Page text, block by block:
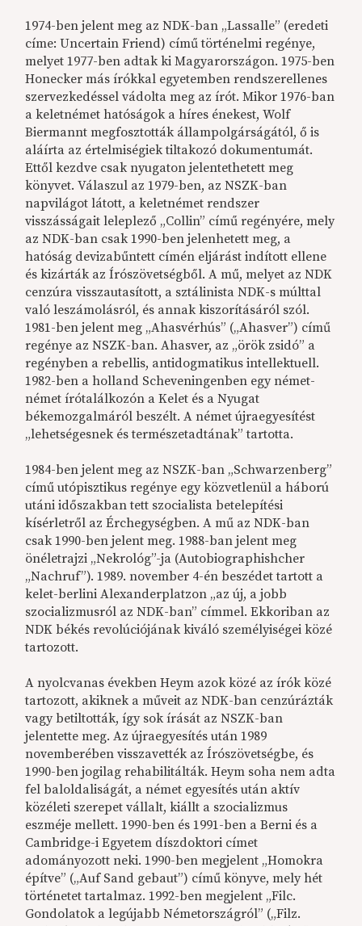
1974-ben jelent meg az NDK-ban „Lassalle” (eredeti
címe: Uncertain Friend) című történelmi regénye,
melyet 1977-ben adtak ki Magyarországon. 1975-ben
Honecker más írókkal egyetemben rendszerellenes
szervezkedéssel vádolta meg az írót. Mikor 1976-ban
a keletnémet hatóságok a híres énekest, Wolf
Biermannt megfosztották állampolgárságától, ő is
aláírta az értelmiségiek tiltakozó dokumentumát.
Ettől kezdve csak nyugaton jelentethetett meg
könyvet. Válaszul az 1979-ben, az NSZK-ban
napvilágot látott, a keletnémet rendszer
visszásságait leleplező „Collin” című regényére, mely
az NDK-ban csak 1990-ben jelenhetett meg, a
hatóság devizabűntett címén eljárást indított ellene
és kizárták az Írószövetségből. A mű, melyet az NDK
cenzúra visszautasított, a sztálinista NDK-s múlttal
való leszámolásról, és annak kiszorításáról szól.
1981-ben jelent meg „Ahasvérhús” („Ahasver”) című
regénye az NSZK-ban. Ahasver, az „örök zsidó” a
regényben a rebellis, antidogmatikus intellektuell.
1982-ben a holland Scheveningenben egy német-
német írótalálkozón a Kelet és a Nyugat
békemozgalmáról beszélt. A német újraegyesítést
„lehetségesnek és természetadtának” tartotta.
1984-ben jelent meg az NSZK-ban „Schwarzenberg”
című utópisztikus regénye egy közvetlenül a háború
utáni időszakban tett szocialista betelepítési
kísérletről az Érchegységben. A mű az NDK-ban
csak 1990-ben jelent meg. 1988-ban jelent meg
önéletrajzi „Nekrológ”-ja (Autobiographishcher
„Nachruf”). 1989. november 4-én beszédet tartott a
kelet-berlini Alexanderplatzon „az új, a jobb
szocializmusról az NDK-ban” címmel. Ekkoriban az
NDK békés revolúciójának kiváló személyiségei közé
tartozott.
A nyolcvanas években Heym azok közé az írók közé
tartozott, akiknek a műveit az NDK-ban cenzúrázták
vagy betiltották, így sok írását az NSZK-ban
jelentette meg. Az újraegyesítés után 1989
novemberében visszavették az Írószövetségbe, és
1990-ben jogilag rehabilitálták. Heym soha nem adta
fel baloldaliságát, a német egyesítés után aktív
közéleti szerepet vállalt, kiállt a szocializmus
eszméje mellett. 1990-ben és 1991-ben a Berni és a
Cambridge-i Egyetem díszdoktori címet
adományozott neki. 1990-ben megjelent „Homokra
építve” („Auf Sand gebaut”) című könyve, mely hét
történetet tartalmaz. 1992-ben megjelent „Filc.
Gondolatok a legújabb Németországról” („Filz.